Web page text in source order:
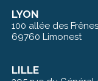
LYON
100 allée des Frênes
69760 Limonest
LILLE